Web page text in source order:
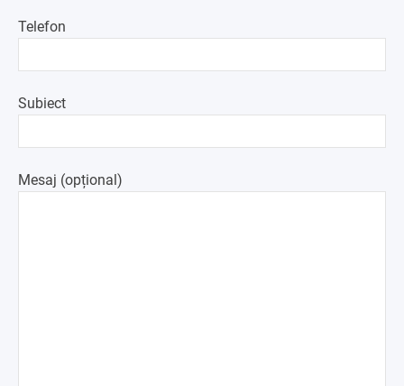
Telefon
Subiect
Mesaj (opțional)